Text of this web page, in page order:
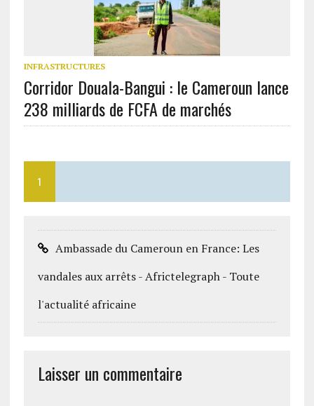
INFRASTRUCTURES
Corridor Douala-Bangui : le Cameroun lance
238 milliards de FCFA de marchés
1
Ambassade du Cameroun en France: Les
vandales aux arrêts - Africtelegraph - Toute
l'actualité africaine
Laisser un commentaire